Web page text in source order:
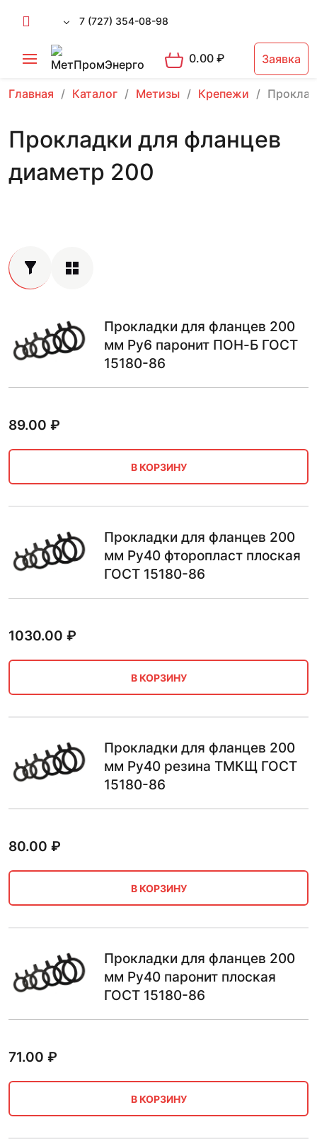
7 (727) 354-08-98
0.00₽ Заявка
Главная Каталог Метизы Крепежи
Прокладки для фланцев
диаметр 200
Прокладки для фланцев 200
мм Ру6 паронит ПОН-Б ГОСТ
15180-86
89.00 ₽
В КОРЗИНУ
Прокладки для фланцев 200
мм Ру40 фторопласт плоская
ГОСТ 15180-86
1030.00 ₽
В КОРЗИНУ
Прокладки для фланцев 200
мм Ру40 резина ТМКЩ ГОСТ
15180-86
80.00 ₽
В КОРЗИНУ
Прокладки для фланцев 200
мм Ру40 паронит плоская
ГОСТ 15180-86
71.00 ₽
В КОРЗИНУ